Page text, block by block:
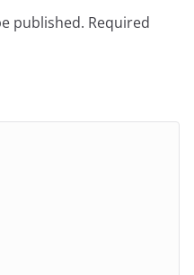
published. Required